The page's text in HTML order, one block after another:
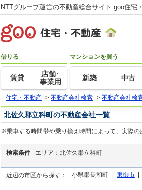
NTTグループ運営の不動産総合サイト goo住宅
借りる
賃貸
店舗･
事業用
マンションを買う
新築 中古
住宅・不動産 > 不動産会社検索 > 不動産会社検
北佐久郡立科町の不動産会社一覧
※乗車する時間帯や乗り換え時間によって、実際の
検索条件 エリア：北佐久郡立科町
近辺の市区から探す： 小県郡長和町 | 東御市 |